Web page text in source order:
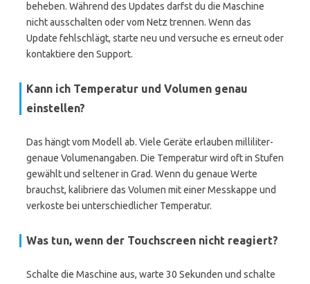
beheben. Während des Updates darfst du die Maschine
nicht ausschalten oder vom Netz trennen. Wenn das
Update fehlschlägt, starte neu und versuche es erneut oder
kontaktiere den Support.
Kann ich Temperatur und Volumen genau
einstellen?
Das hängt vom Modell ab. Viele Geräte erlauben milliliter-
genaue Volumenangaben. Die Temperatur wird oft in Stufen
gewählt und seltener in Grad. Wenn du genaue Werte
brauchst, kalibriere das Volumen mit einer Messkappe und
verkoste bei unterschiedlicher Temperatur.
Was tun, wenn der Touchscreen nicht reagiert?
Schalte die Maschine aus, warte 30 Sekunden und schalte